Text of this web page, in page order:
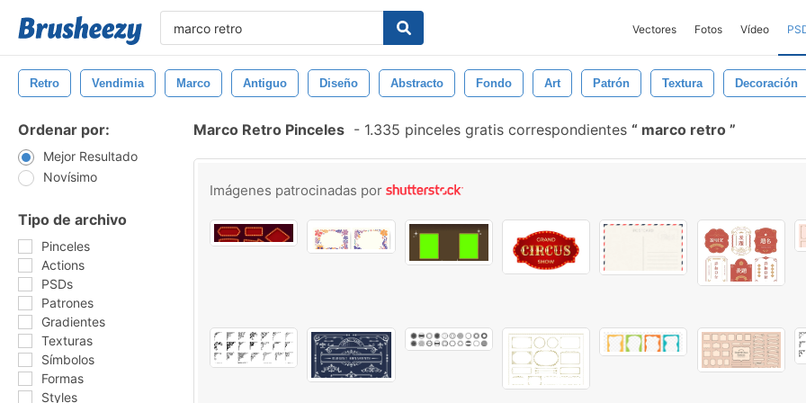
Vectores Fotos Vídeo
Retro Vendimia Marco Antiguo Diseño Abstracto Fondo Art Patrón Textura Decoración
Ordenar por:
Mejor Resultado
Novísimo
Tipo de archivo
Pinceles
Actions
PSDs
Patrones
Gradientes
Texturas
Símbolos
Formas
Styles
Marco Retro Pinceles - 1.335 pinceles gratis correspondientes marco retro
Imágenes patrocinadas por